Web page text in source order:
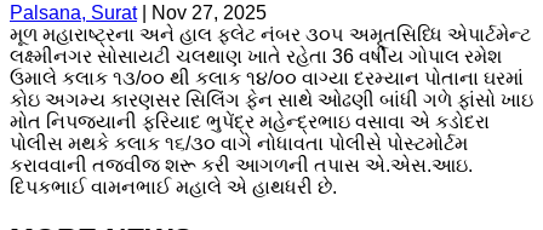
Palsana, Surat|
Nov 27, 2025
મૂળ મહારાષ્ટ્રના અને હાલ ફ્લેટ નંબર ૩૦૫ અમૃતસિધ્ધિ એપાર્ટમેન્ટ
લક્ષ્મીનગર સોસાયટી ચલથાણ ખાતે રહેતા 36 વર્ષીય ગોપાલ રમેશ
ઉમાલે કલાક ૧૩/૦૦ થી કલાક ૧૪/૦૦ વાગ્યા દરમ્યાન પોતાના ઘરમાં
કોઇ અગમ્ય કારણસર સિલિંગ ફેન સાથે ઓઢણી બાંધી ગળે ફાંસો ખાઇ
મોત નિપજ્યાની ફરિયાદ ભુપેંદ્ર મહેન્દ્રભાઇ વસાવા એ કડોદરા
પોલીસ મથકે કલાક ૧૬/૩૦ વાગે નોધાવતા પોલીસે પોસ્ટમોર્ટમ
કરાવવાની તજવીજ શરૂ કરી આગળની તપાસ એ.એસ.આઇ.
દિપકભાઈ વામનભાઈ મહાલે એ હાથધરી છે.